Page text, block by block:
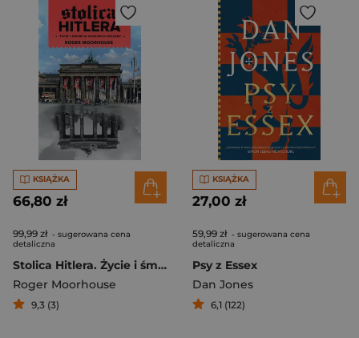
KSIĄŻKA
66,80 zł
99,99 zł - sugerowana cena
detaliczna
Stolica Hitlera. Życie i śmierć w wojennym Berlinie (wyd. 2026)
Roger Moorhouse
9,3 (3)
KSIĄŻKA
27,00 zł
59,99 zł - sugerowana cena
detaliczna
Psy z Essex
Dan Jones
6,1 (122)